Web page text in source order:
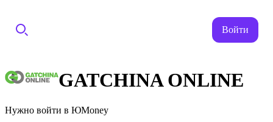
Войти
GATCHINA ONLINE
Нужно войти в ЮMoney